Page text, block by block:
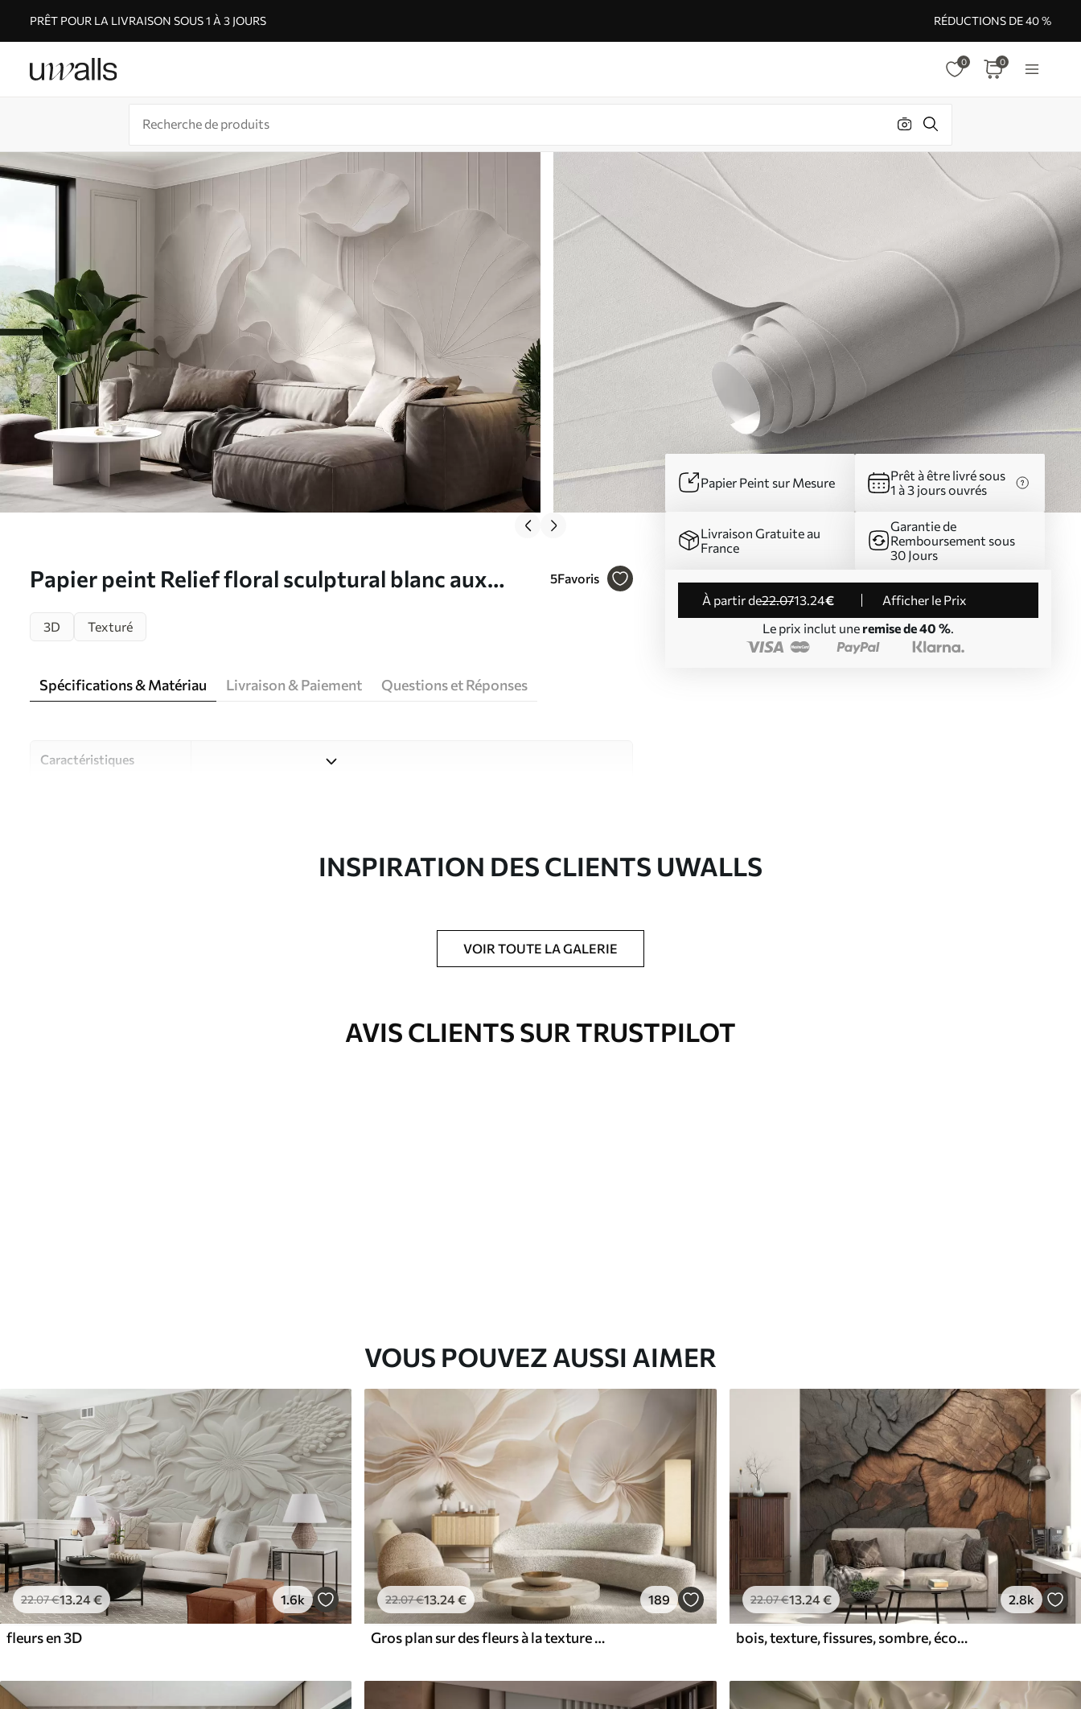
PRÊT POUR LA LIVRAISON SOUS 1 À 3 JOURS RÉDUCTIONS DE 40 %
0 0
Papier peint Relief floral sculptural blanc aux
élégante N° w05604
5Favoris
Papier Peint sur Mesure
Prêt à être livré sous
1 à 3 jours ouvrés
Livraison Gratuite au
France
Garantie de
Remboursement sous
30 Jours
à partir de22.0713.24€
Afficher le Prix
Le prix inclut une remise de 40 %.
3D Texturé
Spécifications & Matériau Livraison & Paiement Questions et Réponses
Caractéristiques
Studio de design Uwalls
Imprimé sur commande et livré en rouleaux jusqu’à 50 cm de large.
INSPIRATION DES CLIENTS UWALLS
VOIR TOUTE LA GALERIE
AVIS CLIENTS SUR TRUSTPILOT
VOUS POUVEZ AUSSI AIMER
22.07€13.24€ 1.6k
fleurs en 3D
22.07€13 .24€ 189
Gros plan sur des fleurs à la texture crémeuse et aux pétales délicats et fluides, créant une composition florale douce, élégante et texturée
22.07€13.24€ 2.8k
bois, texture, fissures, sombre, écorce, surface